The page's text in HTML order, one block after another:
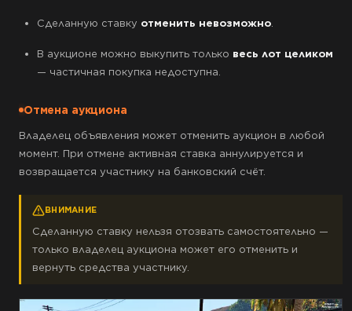
Сделанную ставку отменить невозможно.
В аукционе можно выкупить только весь лот целиком
— частичная покупка недоступна.
Отмена аукциона
Владелец объявления может отменить аукцион в любой
момент. При отмене активная ставка аннулируется и
возвращается участнику на банковский счёт.
ВНИМАНИЕ
Сделанную ставку нельзя отозвать самостоятельно —
только владелец аукциона может его отменить и
вернуть средства участнику.